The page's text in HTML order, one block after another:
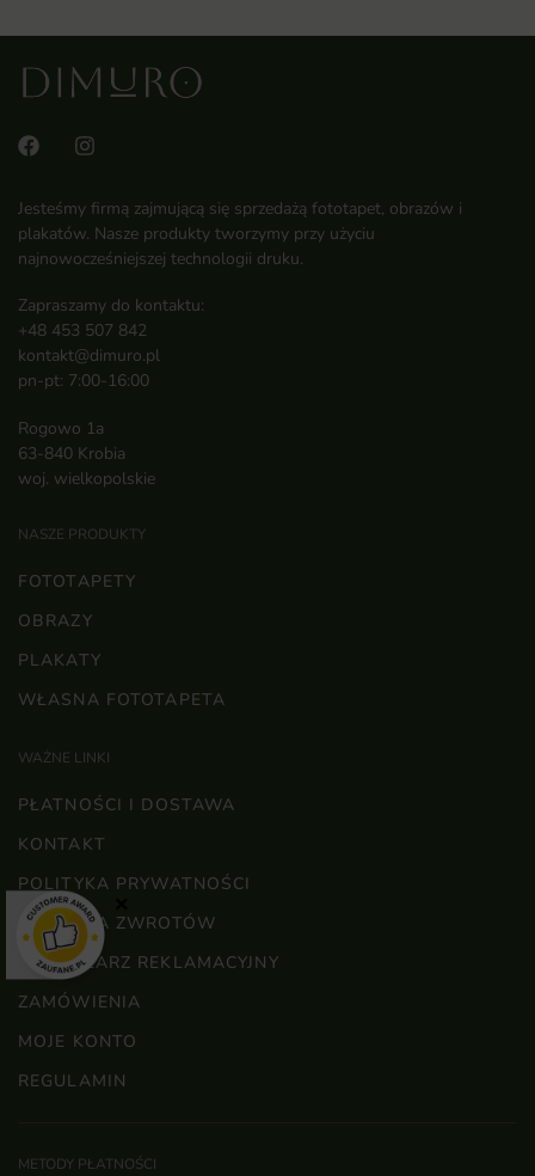
Jesteśmy firmą zajmującą się sprzedażą fototapet, obrazów i
plakatów. Nasze produkty tworzymy przy użyciu
najnowocześniejszej technologii druku.
Zapraszamy do kontaktu:
+48 453 507 842
kontakt@dimuro.pl
pn-pt: 7:00-16:00
Rogowo 1a
63-840 Krobia
woj. wielkopolskie
NASZE PRODUKTY
FOTOTAPETY
OBRAZY
PLAKATY
WŁASNA FOTOTAPETA
WAŻNE LINKI
PŁATNOŚCI I DOSTAWA
KONTAKT
POLITYKA PRYWATNOŚCI
POLITYKA ZWROTÓW
FORMULARZ REKLAMACYJNY
ZAMÓWIENIA
MOJE KONTO
REGULAMIN
METODY PŁATNOŚCI